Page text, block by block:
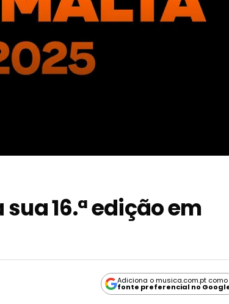
16.ª edição em
Adiciona o musica.com.pt como
fonte preferencial no